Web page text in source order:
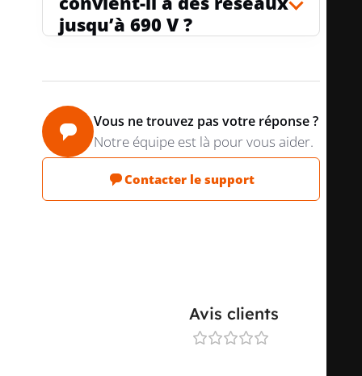
jusqu’à 690 V ?
Vous ne trouvez pas votre réponse ?
Notre équipe est là pour vous aider.
Contacter le support
Avis clients